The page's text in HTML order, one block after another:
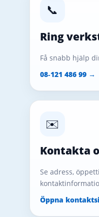
📞
Ring
Få snabb hjälp
08‑121 486 99 →
✉️
Kontakta
Se adress,
Öppna